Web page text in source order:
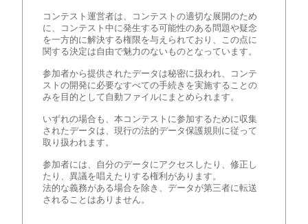
コンテスト運営者は、コンテストの適切な展開のため
に、コンテスト中に発生する可能性のある問題や疑念
を一方的に解決する権限を与えられており、この点に
関する決定は自由で魅力のないものとなっています。
参加者から提供されたデータは秘密に扱われ、コンテ
ストの開発に必要なすべての手続きを実施することの
みを目的として自動ファイルにまとめられます。
いずれの場合も、本コンテストに参加するために収集
されたデータは、現行の法的データ保護規則に従って
取り扱われます。
参加者には、自分のデータにアクセスしたり、修正し
たり、異議を唱えたりする権利があります。
法的な義務がある場合を除き、データが第三者に転送
されることはありません。